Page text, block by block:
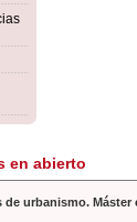
en abierto
de urbanismo. Máster